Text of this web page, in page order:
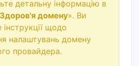
детальну інформацію в
Здоров'я домену». Ви
інструкції щодо
налаштувань домену
провайдера.